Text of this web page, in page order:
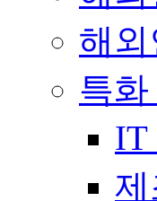
해외
특
IT